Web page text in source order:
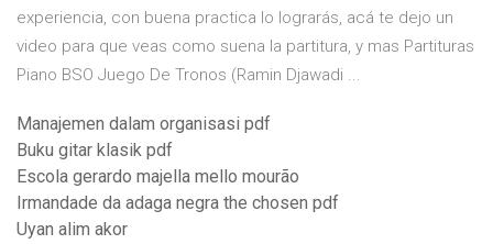
experiencia, con buena practica lo lograrás, acá te dejo un
video para que veas como suena la partitura, y mas Partituras
Piano BSO Juego De Tronos (Ramin Djawadi ...
Manajemen dalam organisasi pdf
Buku gitar klasik pdf
Escola gerardo majella mello mourão
Irmandade da adaga negra the chosen pdf
Uyan alim akor